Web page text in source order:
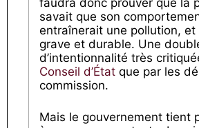
faudra donc prouver que la
savait que son
entraînerait une pollution, et
grave et durable. Une
d’intentionnalité très
Conseil d’État que par les
commission.
Mais le gouvernement tient